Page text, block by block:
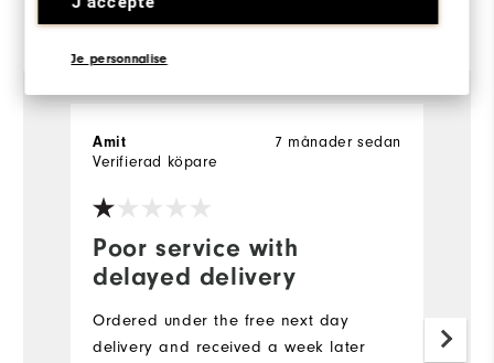
Je personnalise
Recenserad av 1 kunder
Poor service with
delayed delivery
7 månader sedan
Amit
Verifierad köpare
Ordered under the free next day
delivery and received a week later